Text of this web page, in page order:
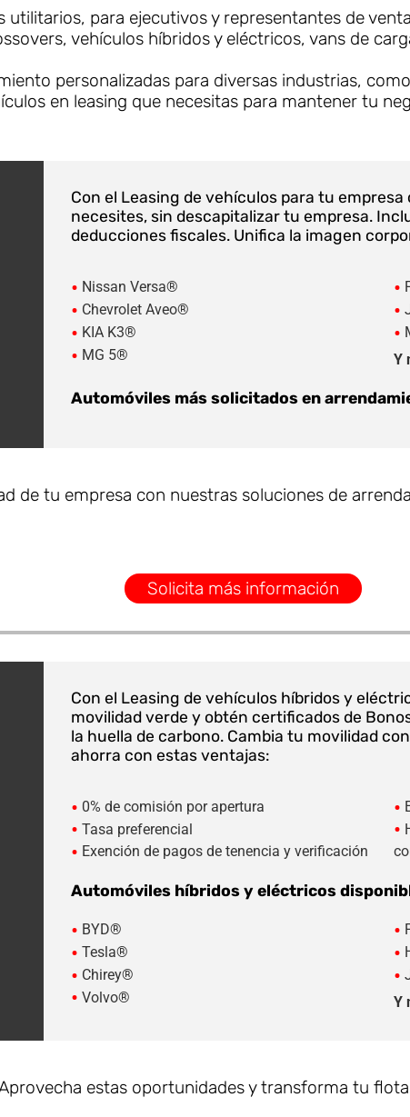
Me interesa
utilitarios, para ejecutivos y representantes de
vehículos híbridos y eléctricos, vans de
personalizadas para diversas industrias,
en leasing que necesitas para mantener tu
Con el Leasing de vehículos para tu
necesites, sin descapitalizar tu empresa.
deducciones fiscales. Unifica la imagen
• Nissan Versa®
• Chevrolet Aveo®
• KIA K3®
• MG 5®
•
•
•
Y
Automóviles más solicitados en
de tu empresa con nuestras soluciones de
Solicita más información
Con el Leasing de vehículos híbridos y
movilidad verde y obtén certificados de
la huella de carbono. Cambia tu movilidad
ahorra con estas ventajas:
• 0% de comisión por apertura
• Tasa preferencial
• Exención de pagos de tenencia y verificación
•
•
Automóviles híbridos y eléctricos
• BYD®
• Tesla®
• Chirey®
• Volvo®
•
•
•
Y
estas oportunidades y transforma tu flota